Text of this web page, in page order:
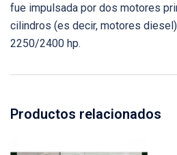
fue impulsada por dos motores
cilindros (es decir, motores
2250/2400 hp.
Productos relacionados